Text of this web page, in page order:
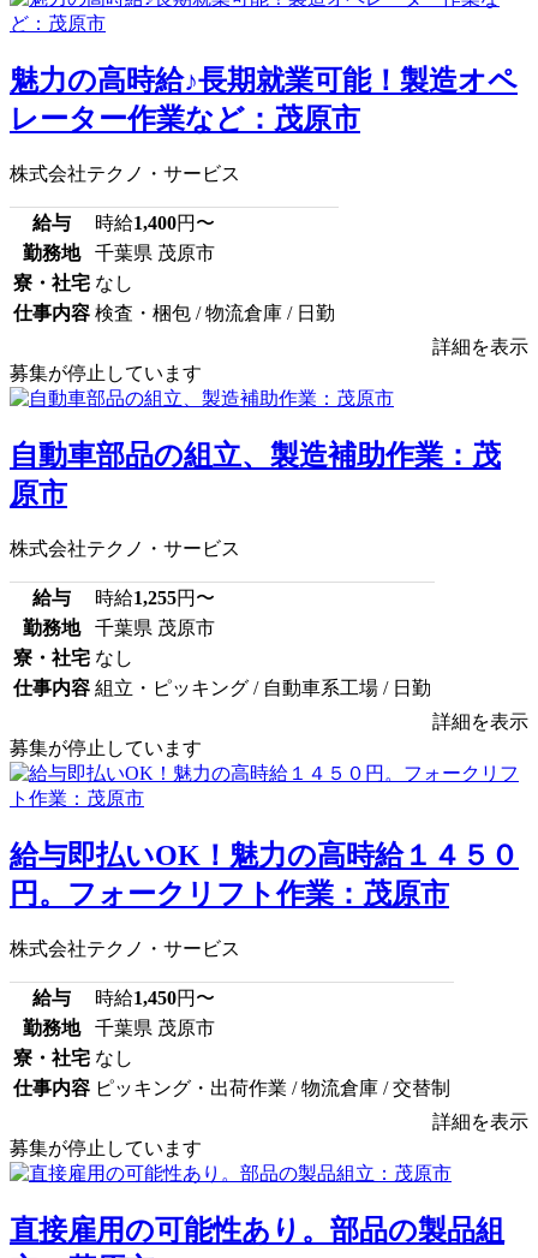
魅力の高時給♪長期就業可能！製造オペ
レーター作業など：茂原市
株式会社テクノ・サービス
給与 時給1,400円〜
勤務地
千葉県 茂原市
寮・社宅 なし
仕事内容 検査・梱包 / 物流倉庫 / 日勤
詳細を表示
募集が停止しています
自動車部品の組立、製造補助作業：茂
原市
株式会社テクノ・サービス
給与 時給1,255円〜
勤務地
千葉県 茂原市
寮・社宅 なし
仕事内容 組立・ピッキング / 自動車系工場 / 日勤
詳細を表示
募集が停止しています
給与即払いOK！魅力の高時給１４５０
円。フォークリフト作業：茂原市
株式会社テクノ・サービス
給与 時給1,450円〜
勤務地
千葉県 茂原市
寮・社宅 なし
仕事内容 ピッキング・出荷作業 / 物流倉庫 / 交替制
詳細を表示
募集が停止しています
直接雇用の可能性あり。部品の製品組